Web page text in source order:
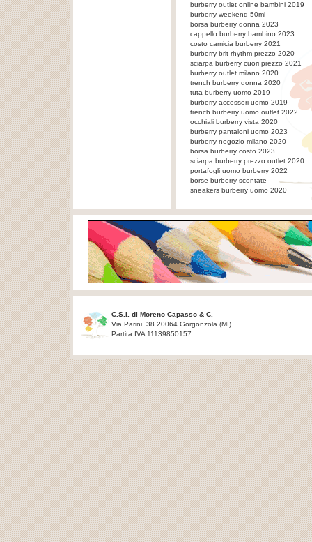
burberry outlet online bambini 2019
burberry weekend 50ml
borsa burberry donna 2023
cappello burberry bambino 2023
costo camicia burberry 2021
burberry brit rhythm prezzo 2020
sciarpa burberry cuori prezzo 2021
burberry outlet milano 2020
trench burberry donna 2020
tuta burberry uomo 2019
burberry accessori uomo 2019
trench burberry uomo outlet 2022
occhiali burberry vista 2020
burberry pantaloni uomo 2023
burberry negozio milano 2020
borsa burberry costo 2023
sciarpa burberry prezzo outlet 2020
portafogli uomo burberry 2022
borse burberry scontate
sneakers burberry uomo 2020
C.S.I. di Moreno Capasso & C.
Via Parini, 38 20064 Gorgonzola (MI)
Partita IVA 11139850157